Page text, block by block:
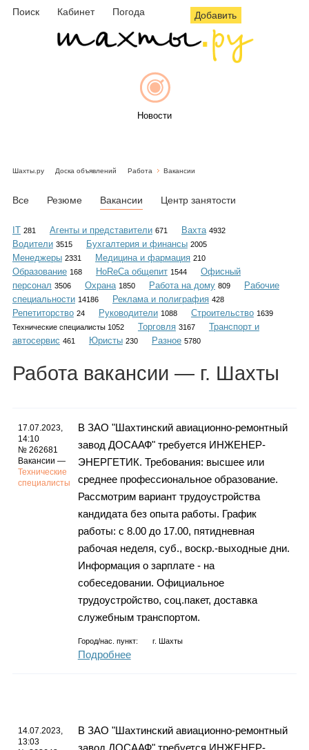
Поиск Кабинет Погода Добавить
Новости
Объявления
Каталог
Инфо
Гороскоп
Карты
Фотогалерея
Шахты.ру Доска объявлений Работа Вакансии
Все Резюме Вакансии Центр занятости
IT 281 Агенты и представители 671 Вахта 4932
Водители 3515 Бухгалтерия и финансы 2005
Менеджеры 2331 Медицина и фармация 210
Образование 168 HoReCa общепит 1544
Офисный
персонал 3506 Охрана 1850 Работа на дому 809
Рабочие
специальности 14186 Реклама и полиграфия 428
Репетиторство 24 Руководители 1088 Строительство 1639
Технические специалисты 1052
Торговля 3167
Транспорт и
автосервис 461 Юристы 230 Разное 5780
Работа вакансии — г. Шахты
17.07.2023,
14:10
№ 262681
Вакансии —
Технические
специалисты
В ЗАО "Шахтинский авиационно-ремонтный
завод ДОСААФ" требуется ИНЖЕНЕР-
ЭНЕРГЕТИК. Требования: высшее или
среднее профессиональное образование.
Рассмотрим вариант трудоустройства
кандидата без опыта работы. График
работы: с 8.00 до 17.00, пятидневная
рабочая неделя, суб., воскр.-выходные дни.
Информация о зарплате - на
собеседовании. Официальное
трудоустройство, соц.пакет, доставка
служебным транспортом.
Город/нас. пункт: г. Шахты
Подробнее
14.07.2023,
13:03
В ЗАО "Шахтинский авиационно-ремонтный